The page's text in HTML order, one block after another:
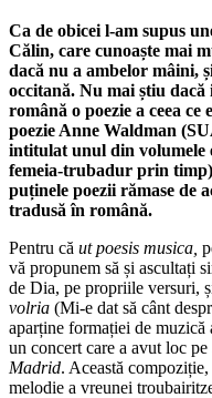
Ca de obicei l-am supus
Călin, care cunoaște mai
dacă nu a ambelor mâini,
occitană. Nu mai știu
română o poezie a ceea
poezie Anne Waldman
intitulat unul din volumele
femeia-trubadur prin timp)
puținele poezii rămase de
tradusă în română.
Pentru că ut poesis musica,
vă propunem să și ascultați
de Dia, pe propriile versuri,
volria (Mi-e dat să cânt
aparține formației de
un concert care a avut loc
Madrid. Această
melodie a vreunei